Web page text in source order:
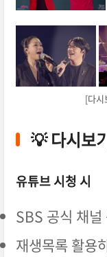
[다
💡 다시보
유튜브 시청 시
SBS 공식 채널
재생목록 활용